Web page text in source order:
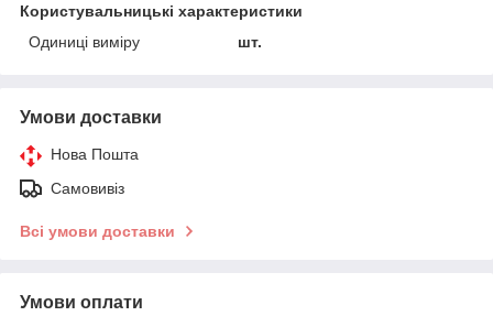
Користувальницькі характеристики
Одиниці виміру
шт.
Умови доставки
Нова Пошта
Самовивіз
Всі умови доставки
Умови оплати